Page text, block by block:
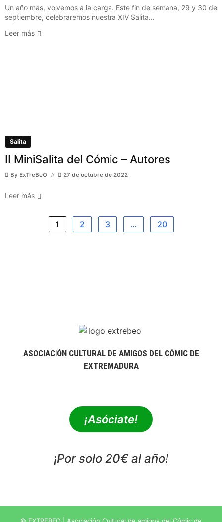
Un año más, volvemos a la carga. Este fin de semana, 29 y 30 de
septiembre, celebraremos nuestra XIV Salita...
Leer más
Salita
II MiniSalita del Cómic – Autores
By ExTreBeO 27 de octubre de 2022
Leer más
1 2 3 … 20
ASOCIACIÓN CULTURAL DE AMIGOS DEL CÓMIC DE
EXTREMADURA
¡Asóciate!
¡Por solo 20€ al año!
© EXTREBEO | Asociación Cultural de amigos del Cómic de